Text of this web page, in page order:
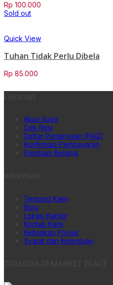
Rp 100.000
Sold out
Quick View
Tuhan Tidak Perlu Dibela
Rp 85.000
Akun Saya
Cek Resi
Daftar Pertanyaan (FAQ)
Konfirmasi Pembayaran
Panduan Belanja
Tentang Kami
Blog
Lokasi Kantor
Kontak Kami
Kebijakan Privasi
Syarat dan Ketentuan